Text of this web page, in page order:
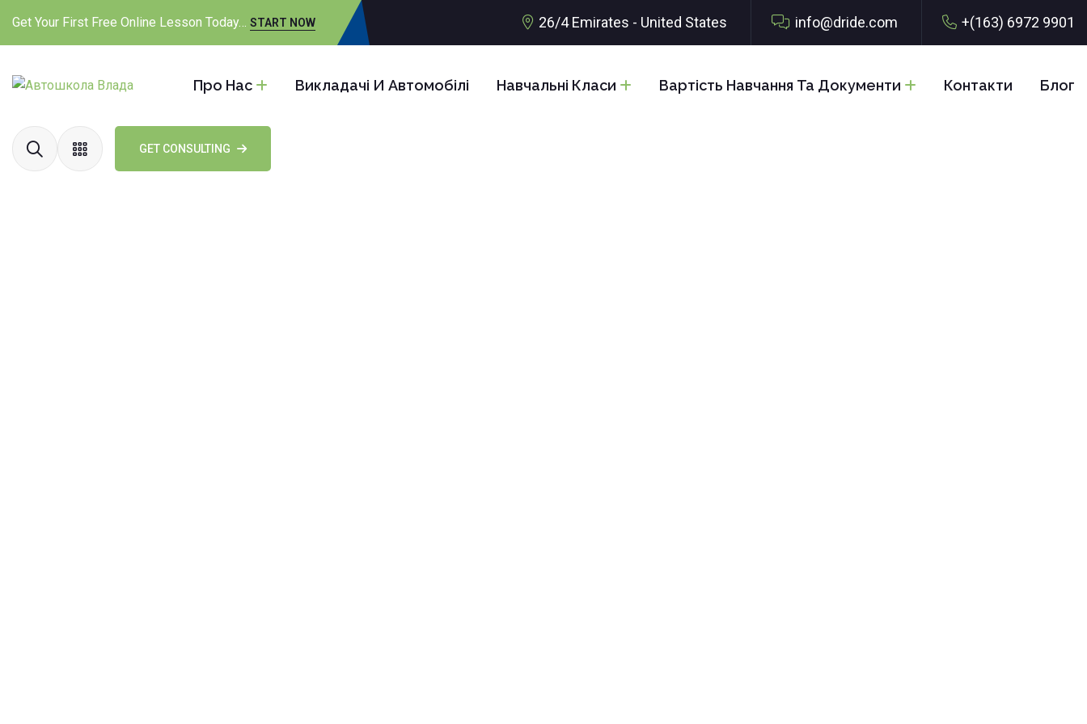
Get Your First Free Online Lesson Today… START NOW 26/4 Emirates - United States info@dride.com +(163) 6972 9901
Про Нас Викладачі И Автомобілі Навчальні Класи Вартість Навчання Та Документи Контакти Блог
GET CONSULTING